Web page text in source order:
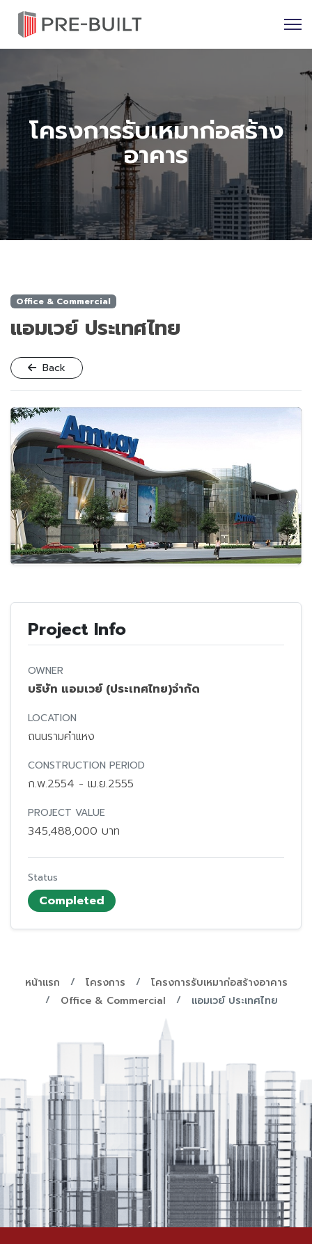
โครงการรับเหมาก่อสร้าง
อาคาร
Office & Commercial
แอมเวย์ ประเทศไทย
Back
Project Info
OWNER
บริษัท แอมเวย์ (ประเทศไทย)จำกัด
LOCATION
ถนนรามคำแหง
CONSTRUCTION PERIOD
ก.พ.2554 - เม.ย.2555
PROJECT VALUE
345,488,000 บาท
Status
Completed
หน้าแรก โครงการ
โครงการรับเหมาก่อสร้างอาคาร
Office & Commercial
แอมเวย์ ประเทศไทย